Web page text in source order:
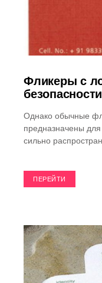
Фликеры с
безопасности
Однако обычные
предназначены
сильно
ПЕРЕЙТИ